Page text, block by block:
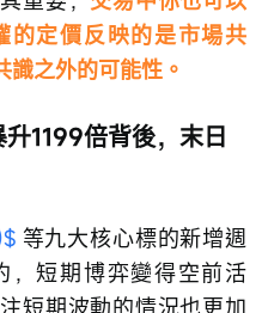
的定價反映的是市場共
識之外的可能性。
1199倍背後，末日
等九大核心標的新增週
，短期博弈變得空前活
短期波動的情況也更加